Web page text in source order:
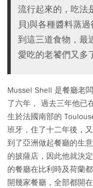
流行起來的，吃法
貝)與各種醬料蒸
到這三道食物，最
愛吃的老饕們又多
Mussel Shell 是餐廳老
了六年， 過去三年他已
生於法國南部的
班牙，住了十二年後，
到了亞洲做起餐廳的生
的披薩店，因此他就決
的餐廳在比利時及荷蘭
開幾家餐廳，全部都開